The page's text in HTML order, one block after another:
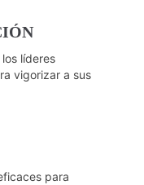
líderes
vigorizar a sus
para